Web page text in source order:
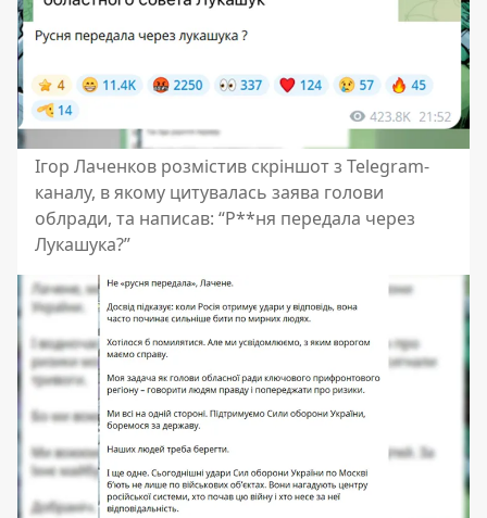
Ігор Лаченков розмістив скріншот з Telegram-
каналу, в якому цитувалась заява голови
облради, та написав: “Р**ня передала через
Лукашука?”